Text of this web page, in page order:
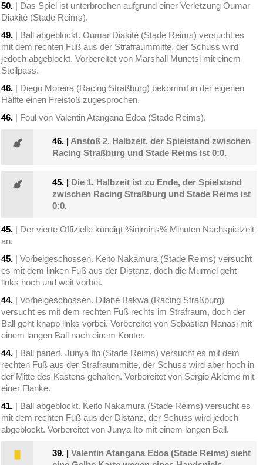
50. | Das Spiel ist unterbrochen aufgrund einer Verletzung Oumar
Diakité (Stade Reims).
49. | Ball abgeblockt. Oumar Diakité (Stade Reims) versucht es
mit dem rechten Fuß aus der Strafraummitte, der Schuss wird
jedoch abgeblockt. Vorbereitet von Marshall Munetsi mit einem
Steilpass.
46. | Diego Moreira (Racing Straßburg) bekommt in der eigenen
Hälfte einen Freistoß zugesprochen.
46. | Foul von Valentin Atangana Edoa (Stade Reims).
46. | Anstoß 2. Halbzeit. der Spielstand zwischen
Racing Straßburg und Stade Reims ist 0:0.
45. | Die 1. Halbzeit ist zu Ende, der Spielstand
zwischen Racing Straßburg und Stade Reims ist
0:0.
45. | Der vierte Offizielle kündigt %injmins% Minuten Nachspielzeit
an.
45. | Vorbeigeschossen. Keito Nakamura (Stade Reims) versucht
es mit dem linken Fuß aus der Distanz, doch die Murmel geht
links hoch und weit vorbei.
44. | Vorbeigeschossen. Dilane Bakwa (Racing Straßburg)
versucht es mit dem rechten Fuß rechts im Strafraum, doch der
Ball geht knapp links vorbei. Vorbereitet von Sebastian Nanasi mit
einem langen Ball nach einem Konter.
44. | Ball pariert. Junya Ito (Stade Reims) versucht es mit dem
rechten Fuß aus der Strafraummitte, der Schuss wird aber hoch in
der Mitte des Kastens gehalten. Vorbereitet von Sergio Akieme mit
einer Flanke.
41. | Ball abgeblockt. Keito Nakamura (Stade Reims) versucht es
mit dem rechten Fuß aus der Distanz, der Schuss wird jedoch
abgeblockt. Vorbereitet von Junya Ito mit einem langen Ball.
39. |Valentin Atangana Edoa (Stade Reims) sieht